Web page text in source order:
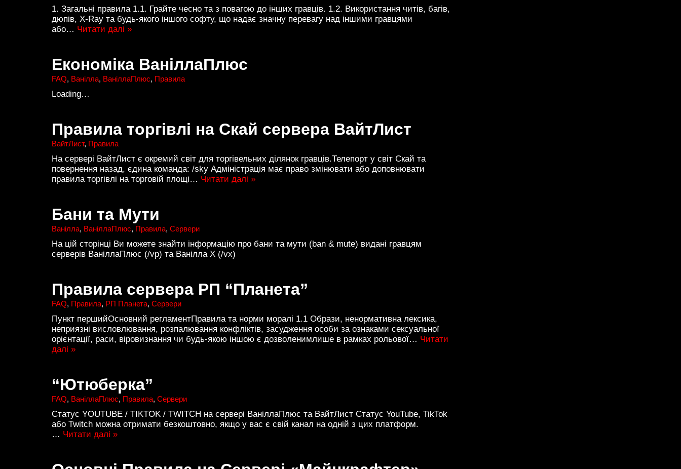
1. Загальні правила 1.1. Грайте чесно та з повагою до інших гравців. 1.2. Використання читів, багів,
дюпів, X-Ray та будь-якого іншого софту, що надає значну перевагу над іншими гравцями
або… Читати далі »
Економіка ВаніллаПлюс
FAQ, Ванілла, ВаніллаПлюс, Правила
Loading…
Правила торгівлі на Скай сервера ВайтЛист
ВайтЛист, Правила
На сервері ВайтЛист є окремий світ для торгівельних ділянок гравців.Телепорт у світ Скай та
повернення назад, єдина команда: /sky Адміністрація має право змінювати або доповнювати
правила торгівлі на торговій площі… Читати далі »
Бани та Мути
Ванілла, ВаніллаПлюс, Правила, Сервери
На цій сторінці Ви можете знайти інформацію про бани та мути (ban & mute) видані гравцям
серверів ВаніллаПлюс (/vp) та Ванілла Х (/vx)
Правила сервера РП “Планета”
FAQ, Правила, РП Планета, Сервери
Пункт першийОсновний регламентПравила та норми моралі 1.1 Образи, ненормативна лексика,
неприязні висловлювання, розпалювання конфліктів, засудження особи за ознаками сексуальної
орієнтації, раси, віровизнання чи будь-якою іншою є дозволенимлише в рамках рольової… Читати
далі »
“Ютюберка”
FAQ, ВаніллаПлюс, Правила, Сервери
Статус YOUTUBE / TIKTOK / TWITCH на сервері ВаніллаПлюс та ВайтЛист Статус YouTube, TikTok
або Twitch можна отримати безкоштовно, якщо у вас є свій канал на одній з цих платформ.
… Читати далі »